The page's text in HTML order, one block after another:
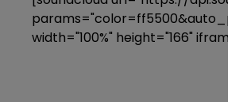
width="100%" height="166"